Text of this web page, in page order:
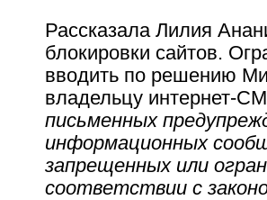
Рассказала Лилия
блокировки сайтов.
вводить по решению
владельцу интернет-
письменных
информационных
запрещенных или
соответствии с